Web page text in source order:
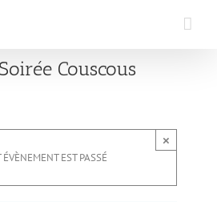
Couscous
×
ÉVÈNEMENT EST PASSÉ